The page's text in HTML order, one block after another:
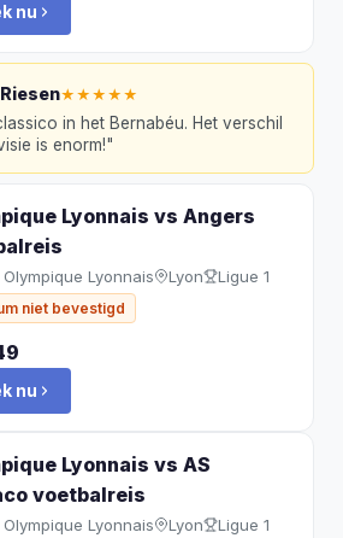
nu
★★★★★
in het Bernabéu. Het verschil
is enorm!"
Lyonnais vs Angers
Lyonnais Lyon Ligue 1
niet bevestigd
nu
Lyonnais vs AS
voetbalreis
Lyonnais Lyon Ligue 1